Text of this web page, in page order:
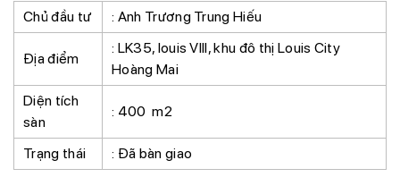
Chủ đầu tư : Anh Trương Trung Hiếu
Địa điểm
: LK35, louis VIII, khu đô thị Louis City
Hoàng Mai
Diện tích
sàn
: 400 m2
Trạng thái : Đã bàn giao